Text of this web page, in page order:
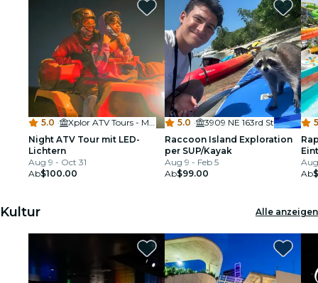
5.0 ·
Xplor ATV Tours - Miami
Night ATV Tour mit LED-
Lichtern
Aug 9 - Oct 31
Ab$100.00
5.0 ·
3909 NE 163rd St
Raccoon Island Exploration
per SUP/Kayak
Aug 9 - Feb 5
Ab$99.00
Ab
Kultur Alle anzeigen